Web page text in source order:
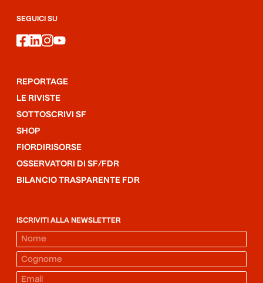
SEGUICI SU
facebook
linkedin
instagram
youtube
REPORTAGE
LE RIVISTE
SOTTOSCRIVI SF
SHOP
FIORDIRISORSE
OSSERVATORI DI SF/FDR
BILANCIO TRASPARENTE FDR
ISCRIVITI ALLA NEWSLETTER